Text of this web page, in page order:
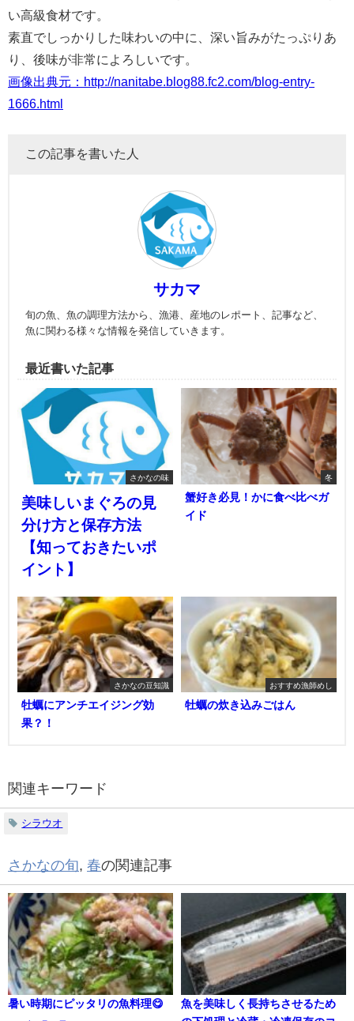
い高級食材です。
素直でしっかりした味わいの中に、深い旨みがたっぷりあ
り、後味が非常によろしいです。
画像出典元：http://nanitabe.blog88.fc2.com/blog-entry-
1666.html
この記事を書いた人
サカマ
旬の魚、魚の調理方法から、漁港、産地のレポート、記事など、
魚に関わる様々な情報を発信していきます。
最近書いた記事
さかなの味
美味しいまぐろの見
分け方と保存方法
【知っておきたいポ
イント】
冬
蟹好き必見！かに食べ比べガ
イド
さかなの豆知識
牡蠣にアンチエイジング効
果？！
おすすめ漁師めし
牡蠣の炊き込みごはん
関連キーワード
シラウオ
さかなの旬, 春の関連記事
暑い時期にピッタリの魚料理😋
魚を美味しく長持ちさせるため